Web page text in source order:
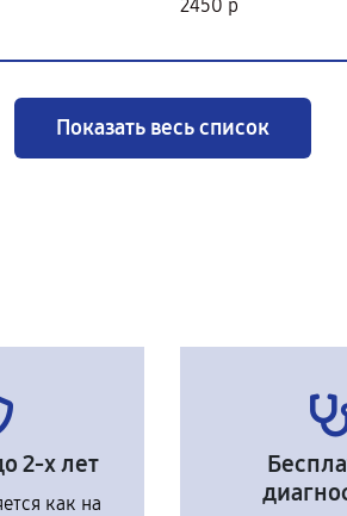
2450 р
Показать весь список
2-х лет
как на